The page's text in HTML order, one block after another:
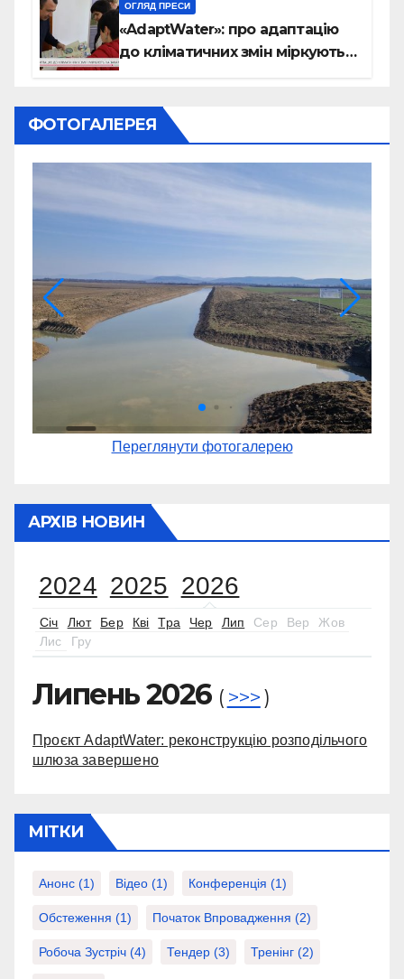
ОГЛЯД ПРЕСИ
«AdaptWater»: про адаптацію
до кліматичних змін міркують
ФОТОГАЛЕРЕЯ
Переглянути фотогалерею
АРХІВ НОВИН
2024 2025 2026
Січ Лют Бер Кві Тра Чер Лип Сер Вер
Жов
Лис
Гру
Липень 2026 ( >>>)
Проєкт AdaptWater: реконструкцію розподільчого
шлюза завершено
МІТКИ
Анонс (1) Відео (1) Конференція (1)
Обстеження (1) Початок Впровадження (2)
Робоча Зустріч (4) Тендер (3) Тренінг (2)